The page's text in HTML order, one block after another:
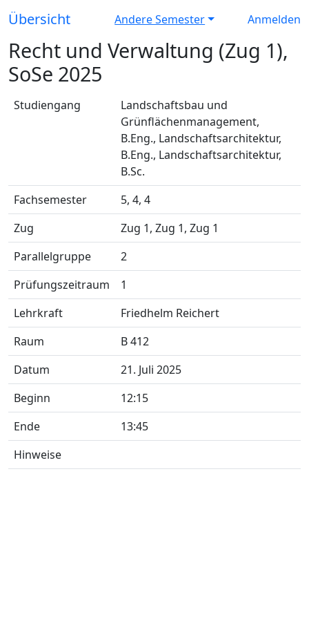
Übersicht Andere Semester Anmelden
Recht und Verwaltung (Zug 1),
SoSe 2025
Studiengang
Landschaftsbau und
Grünflächenmanagement,
B.Eng., Landschaftsarchitektur,
B.Eng., Landschaftsarchitektur,
B.Sc.
Fachsemester
5, 4, 4
Zug
Zug 1, Zug 1, Zug 1
Parallelgruppe
2
Prüfungszeitraum
1
Lehrkraft
Friedhelm Reichert
Raum
B 412
Datum
21. Juli 2025
Beginn
12:15
Ende
13:45
Hinweise